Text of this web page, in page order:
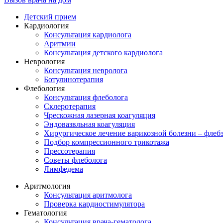
Детский прием
Кардиология
Консультация кардиолога
Аритмии
Консультация детского кардиолога
Неврология
Консультация невролога
Ботулинотерапия
Флебология
Консультация флеболога
Склеротерапия
Чрескожная лазерная коагуляция
Эндовазвльная коагуляция
Хирургическое лечение варикозной болезни –
Подбор компрессионного трикотажа
Прессотерапия
Советы флеболога
Лимфедема
Аритмология
Консультация аритмолога
Проверка кардиостимулятора
Гематология